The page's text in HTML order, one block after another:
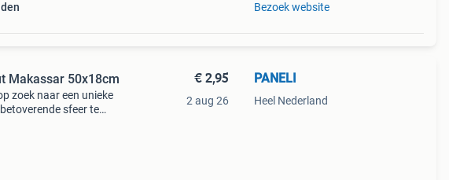
Bezoek website
Makassar 50x18cm
zoek naar een unieke
sfeer te
€ 2,95
2 aug 26
PANELI
Heel Nederland